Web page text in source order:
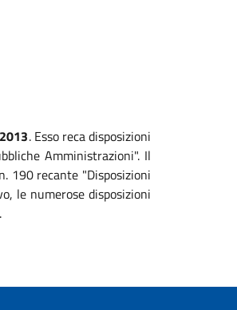
. Esso reca disposizioni
Amministrazioni". Il
190 recante "Disposizioni
le numerose disposizioni